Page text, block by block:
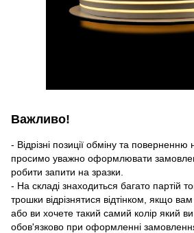
Важливо!
- Відрізні позиції обміну та поверненню
просимо уважно оформлювати
робити запити на зразки.
- На складі знаходиться багато партій
трошки відрізнятися відтінком, якщо вам
або ви хочете такий самий колір який
обов'язково при оформленні